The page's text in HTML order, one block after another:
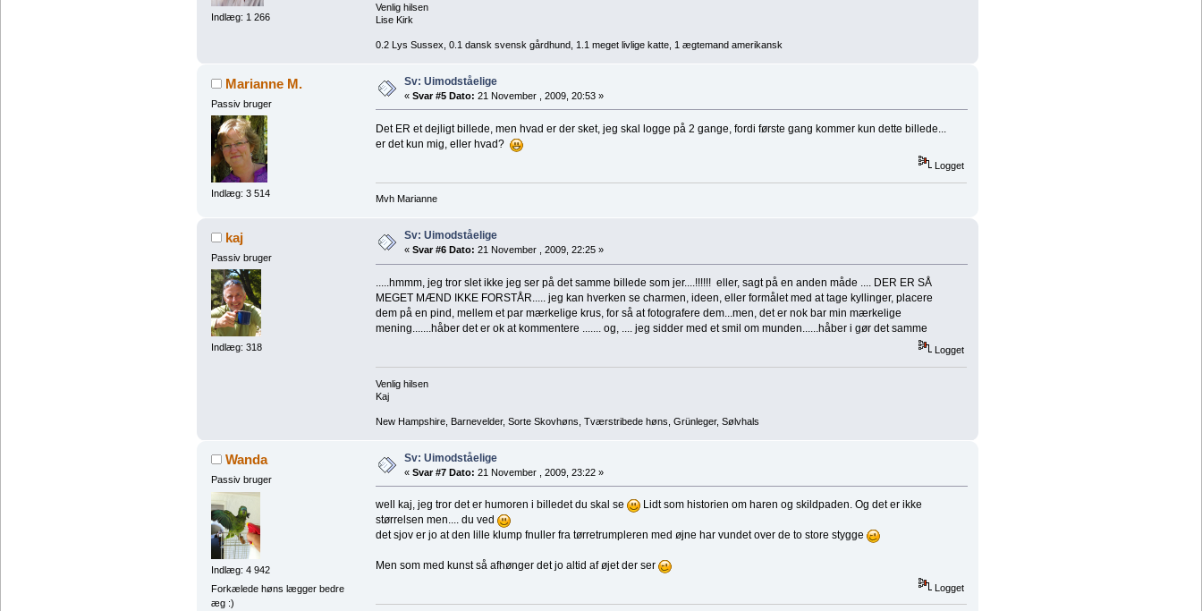
Indlæg: 1 266
Venlig hilsen
Lise Kirk
0.2 Lys Sussex, 0.1 dansk svensk gårdhund, 1.1 meget livlige katte, 1 ægtemand amerikansk
Marianne M.
Passiv bruger
Indlæg: 3 514
Sv: Uimodståelige
« Svar #5 Dato: 21 November , 2009, 20:53 »
Det ER et dejligt billede, men hvad er der sket, jeg skal logge på 2 gange, fordi første gang kommer kun dette billede...
er det kun mig, eller hvad?
Logget
Mvh Marianne
kaj
Passiv bruger
Indlæg: 318
Sv: Uimodståelige
« Svar #6 Dato: 21 November , 2009, 22:25 »
.....hmmm, jeg tror slet ikke jeg ser på det samme billede som jer....!!!!!! eller, sagt på en anden måde .... DER ER SÅ
MEGET MÆND IKKE FORSTÅR..... jeg kan hverken se charmen, ideen, eller formålet med at tage kyllinger, placere
dem på en pind, mellem et par mærkelige krus, for så at fotografere dem...men, det er nok bar min mærkelige
mening.......håber det er ok at kommentere ....... og, .... jeg sidder med et smil om munden......håber i gør det samme
Logget
Venlig hilsen
Kaj
New Hampshire, Barnevelder, Sorte Skovhøns, Tværstribede høns, Grünleger, Sølvhals
Wanda
Passiv bruger
Indlæg: 4 942
Forkælede høns lægger bedre
æg :)
Sv: Uimodståelige
« Svar #7 Dato: 21 November , 2009, 23:22 »
well kaj, jeg tror det er humoren i billedet du skal se
Lidt som historien om haren og skildpaden. Og det er ikke
størrelsen men.... du ved
det sjov er jo at den lille klump fnuller fra tørretrumpleren med øjne har vundet over de to store stygge
Men som med kunst så afhønger det jo altid af øjet der ser
Logget